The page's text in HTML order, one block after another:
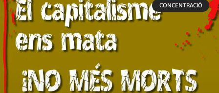
CONCENTRACIÓ